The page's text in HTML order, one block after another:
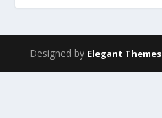
Designed by Elegant Themes